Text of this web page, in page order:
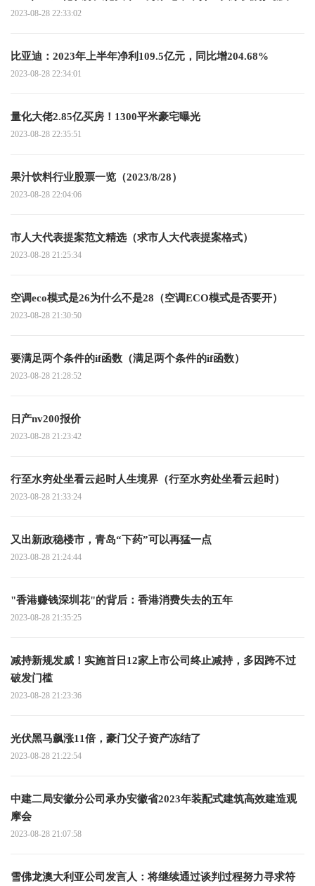
2023-08-28 22:33:02
比亚迪：2023年上半年净利109.5亿元，同比增204.68%
2023-08-28 22:34:01
量化大佬2.85亿买房！1300平米豪宅曝光
2023-08-28 22:35:51
果汁饮料行业股票一览（2023/8/28）
2023-08-28 22:04:06
市人大代表提案范文精选（求市人大代表提案格式）
2023-08-28 21:25:34
空调eco模式是26为什么不是28（空调ECO模式是否要开）
2023-08-28 21:30:50
要满足两个条件的if函数（满足两个条件的if函数）
2023-08-28 21:28:52
日产nv200报价
2023-08-28 21:23:42
行至水穷处坐看云起时人生境界（行至水穷处坐看云起时）
2023-08-28 21:33:24
又出新政稳楼市，青岛“下药”可以再猛一点
2023-08-28 21:24:44
"香港赚钱深圳花"的背后：香港消费失去的五年
2023-08-28 21:35:25
减持新规发威！实施首日12家上市公司终止减持，多因跨不过
破发门槛
2023-08-28 21:23:36
光伏黑马飙涨11倍，豪门父子资产冻结了
2023-08-28 21:22:54
中建二局安徽分公司承办安徽省2023年装配式建筑高效建造观
摩会
2023-08-28 21:07:58
雪佛龙澳大利亚公司发言人：将继续通过谈判过程努力寻求符